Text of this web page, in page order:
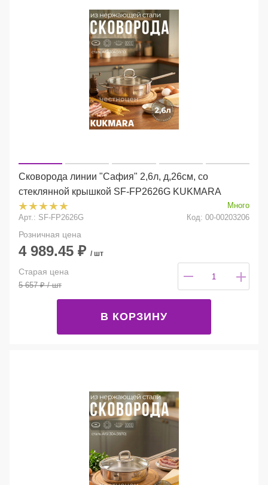
Сковорода линии "Сафия" 2,6л, д,26см, со
стеклянной крышкой SF-FP2626G KUKMARA
Много
Арт.: SF-FP2626G
Код: 00-00203206
Розничная цена
4 989.45 ₽ / шт
Старая цена
5 657₽/ шт
В КОРЗИНУ